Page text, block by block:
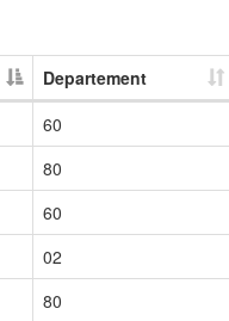
Departement
60
80
60
02
80